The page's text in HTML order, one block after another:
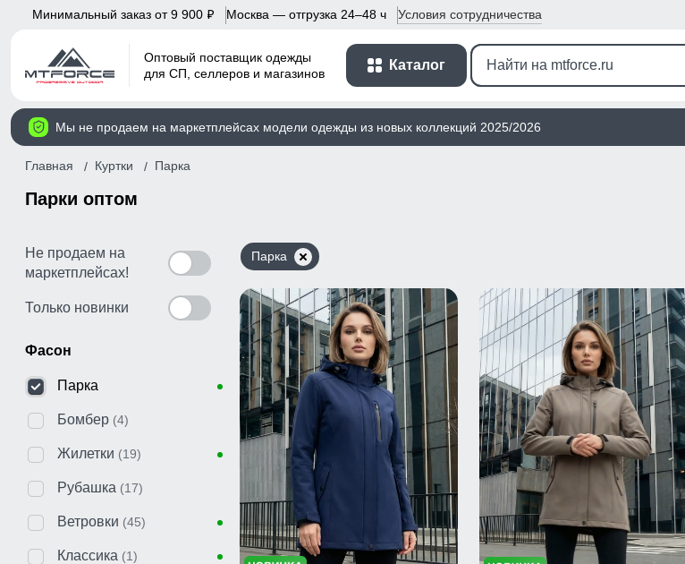
Минимальный заказ от 9 900 p Москва — отгрузка 24–48 ч Условия сотрудничества
Оптовый поставщик одежды
для СП, селлеров и магазинов
Каталог
Мы не продаем на маркетплейсах модели одежды из новых коллекций 2025/2026
Главная Куртки Парка
Парки оптом
Не продаем на
маркетплейсах!
Только новинки
Фасон
Парка
Бомбер (4)
Жилетки (19)
Рубашка (17)
Ветровки (45)
Классика (1)
Парка